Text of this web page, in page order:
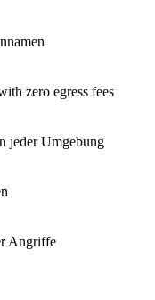
zero egress fees
jeder Umgebung
Angriffe